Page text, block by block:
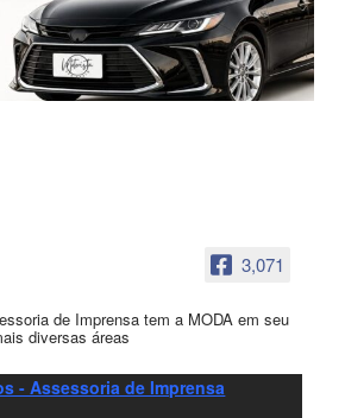
3,071
de Imprensa tem a MODA em seu
diversas áreas
- Assessoria de Imprensa